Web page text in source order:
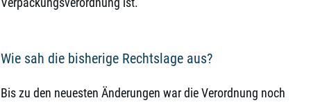
Wie sah die bisherige Rechtslage aus?
Bis zu den neuesten Änderungen war die Verordnung noch